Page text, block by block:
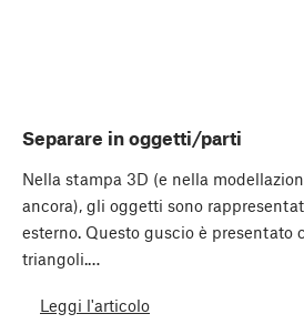
Separare in oggetti/parti
Nella stampa 3D (e nella
ancora), gli oggetti sono
esterno. Questo guscio è presentato
triangoli.…
Leggi l'articolo